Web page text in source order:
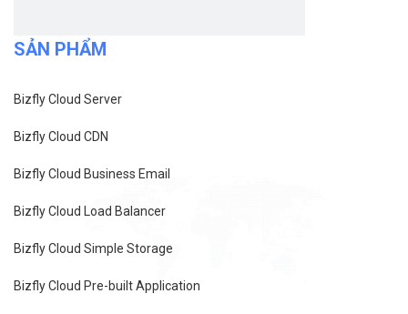
SẢN PHẨM
Bizfly Cloud Server
Bizfly Cloud CDN
Bizfly Cloud Business Email
Bizfly Cloud Load Balancer
Bizfly Cloud Simple Storage
Bizfly Cloud Pre-built Application